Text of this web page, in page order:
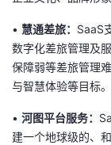
• 慧通差旅： SaaS
数字化差旅管理及
保障弱等差旅管理
与智慧体验等目标。
• 河图平台服务：
建一个地球级的、